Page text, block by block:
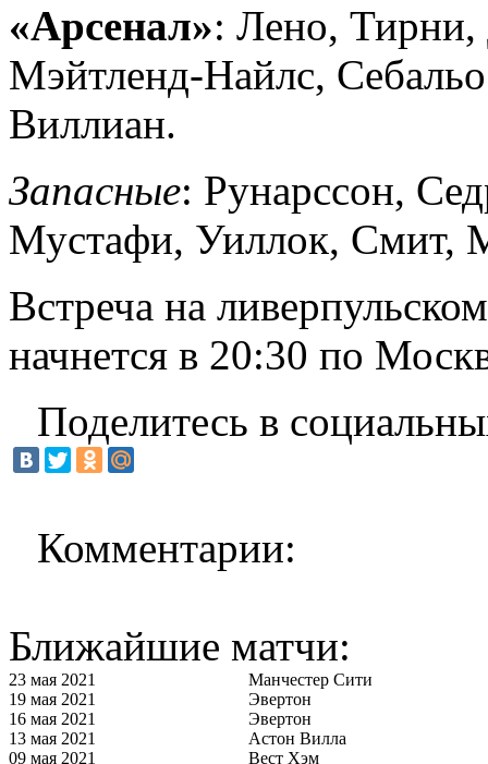
«Арсенал»: Лено, Тирни,
Мэйтленд-Найлс,
Виллиан.
Запасные: Рунарссон,
Мустафи, Уиллок, Смит,
Встреча на
начнется в 20:30 по
Поделитесь в
Комментарии:
Ближайшие матчи:
23 мая 2021
Манчестер Сити
19 мая 2021
Эвертон
16 мая 2021
Эвертон
13 мая 2021
Астон Вилла
09 мая 2021
Вест Хэм